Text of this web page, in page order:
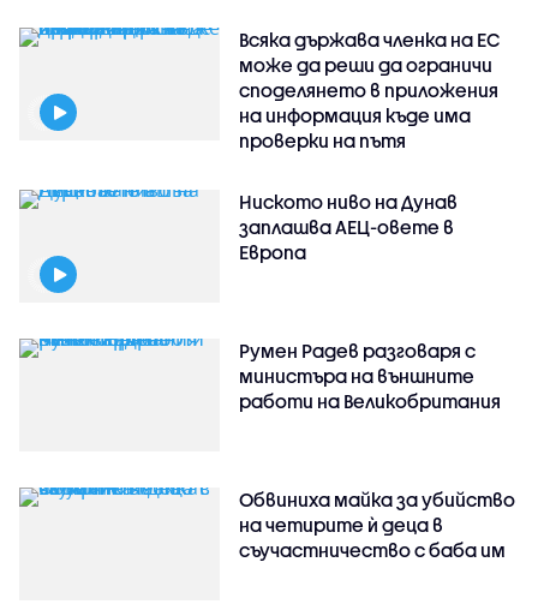
Всяка държава членка на ЕС
може да реши да ограничи
споделянето в приложения
на информация къде има
проверки на пътя
Ниското ниво на Дунав
заплашва АЕЦ-овете в
Европа
Румен Радев разговаря с
министъра на външните
работи на Великобритания
Обвиниха майка за убийство
на четирите ѝ деца в
съучастничество с баба им